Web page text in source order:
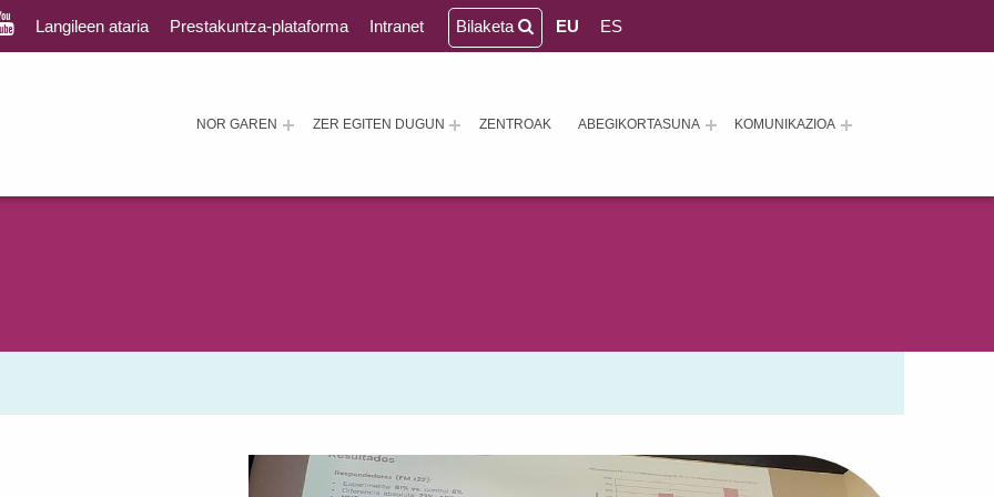
NOR GAREN ZER EGITEN DUGUN ZENTROAK ABEGIKORTASUNA KOMUNIKAZIOA
Langileen ataria Prestakuntza-plataforma Intranet Bilaketa EU ES